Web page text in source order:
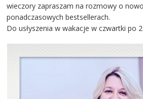
wieczory zapraszam na rozmowy o
ponadczasowych bestsellerach.
Do usłyszenia w wakacje w czwartki po